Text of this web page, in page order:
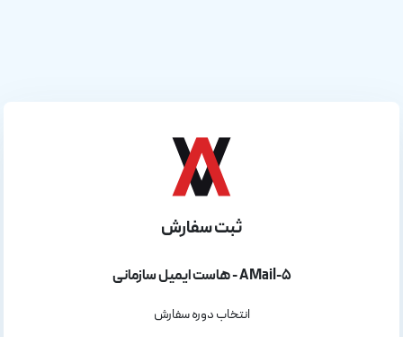
ثبت سفارش
هاست ایمیل سازمانی - AMail-5
انتخاب دوره سفارش